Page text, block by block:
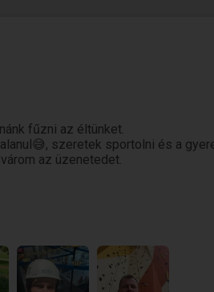
fűzni az éltünket.
szeretek sportolni és a
az üzenetedet.